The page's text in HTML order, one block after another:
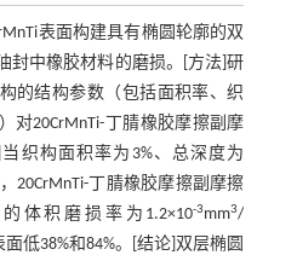
表面构建具有椭圆轮廓的双
封中橡胶材料的磨损。[方法]研
的结构参数（包括面积率、织
对20CrMnTi-丁腈橡胶摩擦副摩
织构面积率为3%、总深度为
20CrMnTi-丁腈橡胶摩擦副摩擦
体积磨损率为1.2×10-3mm3/
面低38%和84%。[结论]双层椭圆